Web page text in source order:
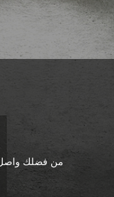
من فضلك واصل